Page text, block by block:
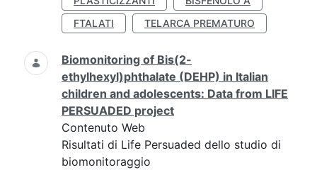
FTALATI
TELARCA PREMATURO
Biomonitoring of Bis(2-
ethylhexyl)phthalate (DEHP) in Italian
children and adolescents: Data from LIFE
PERSUADED project
Contenuto Web
Risultati di Life Persuaded dello studio di
biomonitoraggio